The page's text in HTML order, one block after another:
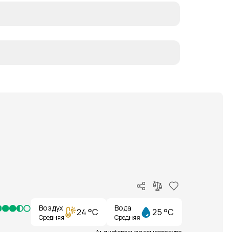
Воздух
Средняя 24 °C Вода
Средняя 25 °C